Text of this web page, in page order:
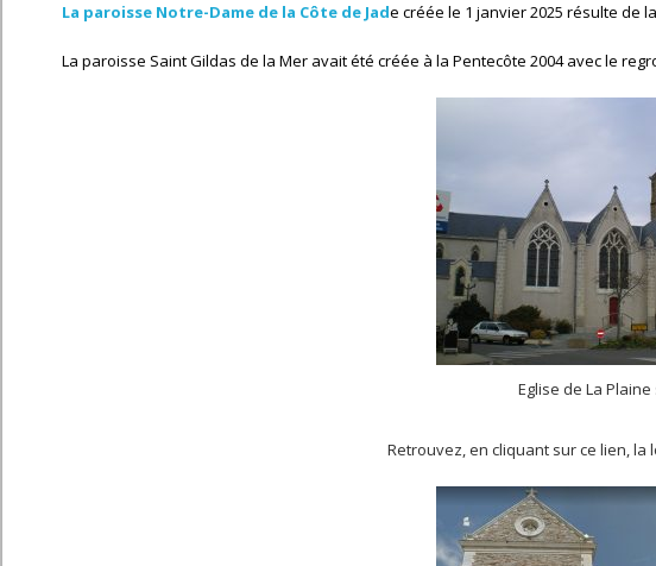
La paroisse Notre-Dame de la Côte de Jade créée le 1 janvier 2025 résulte de
La paroisse Saint Gildas de la Mer avait été créée à la Pentecôte 2004 avec le
Eglise de La
Retrouvez, en cliquant sur ce lien,